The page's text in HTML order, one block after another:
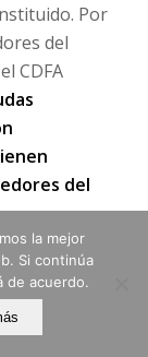
Por
del
CDFA
del
del
el
la mejor
Si continúa
de acuerdo.